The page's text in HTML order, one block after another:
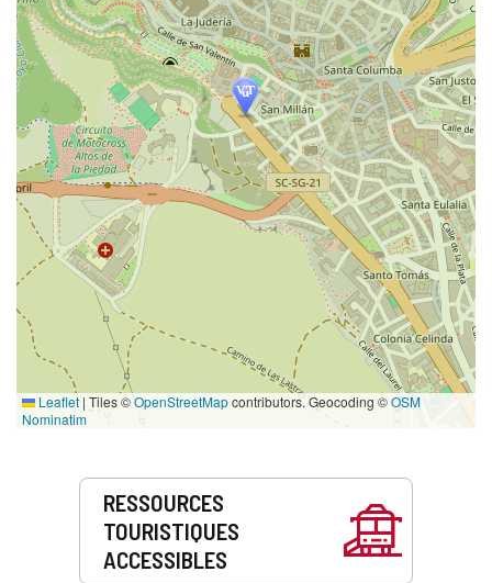
Leaflet | Tiles ©OpenStreetMapcontributors. Geocoding ©OSM
Nominatim
Prestations
RESSOURCES
TOURISTIQUES
ACCESSIBLES